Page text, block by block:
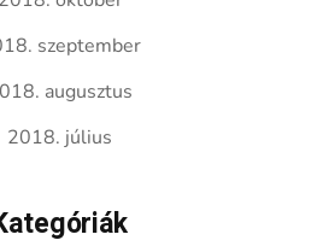
szeptember
augusztus
2018. július